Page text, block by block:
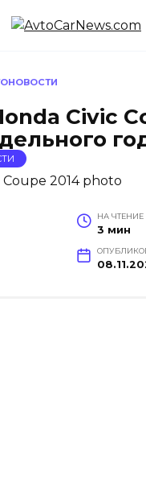
Civic
НА ЧТЕНИЕ
3 мин